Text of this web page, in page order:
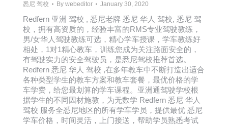
悉尼 驾校 By webeditor January 30, 2020
Redfern 亚洲 驾校 , 悉尼老牌 悉尼 华人 驾校, 悉尼 驾
校，拥有高资质的，经验丰富的RMS专业驾驶教练，
男/女华人驾驶教练可选，精心学车授课，学车教练好
相处，1对1精心教车，训练您成为关注路面安全的，
有驾驶实力的安全驾驶员，是悉尼驾校推荐首选。
Redfern 悉尼 华人 驾校 ,在多年教车中不断打造出适合
各种类型学生的教车方案和教车套餐，最优价格的学
车学费，给您最划算的学车课程。亚洲通驾驶学校根
据学生的不同因材施教，为无数学 Redfern 悉尼 华人
驾校 服务全悉尼地区的所有学车学员，提供最优 悉尼
学车价格，时间灵活，上门接送，帮助学员熟悉考试